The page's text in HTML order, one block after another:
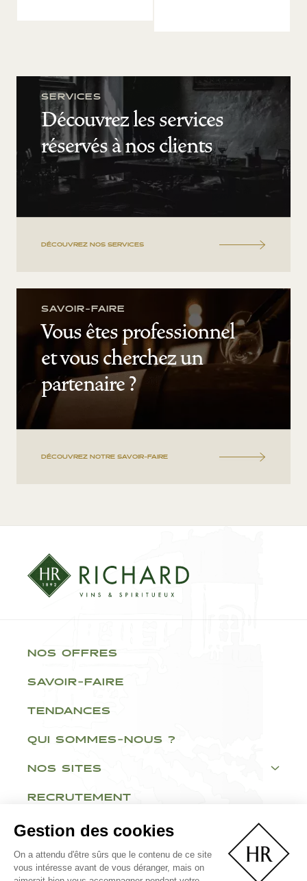
Gestion des cookies
On a attendu d'être sûrs que le contenu de ce site
vous intéresse avant de vous déranger, mais on
SERVICES
Découvrez les services
réservés à nos clients
DÉCOUVREZ NOS SERVICES
SAVOIR-FAIRE
Vous êtes professionnel
et vous cherchez un
partenaire ?
DÉCOUVREZ NOTRE SAVOIR-FAIRE
NOS OFFRES
SAVOIR-FAIRE
TENDANCES
QUI SOMMES-NOUS ?
NOS SITES
RECRUTEMENT